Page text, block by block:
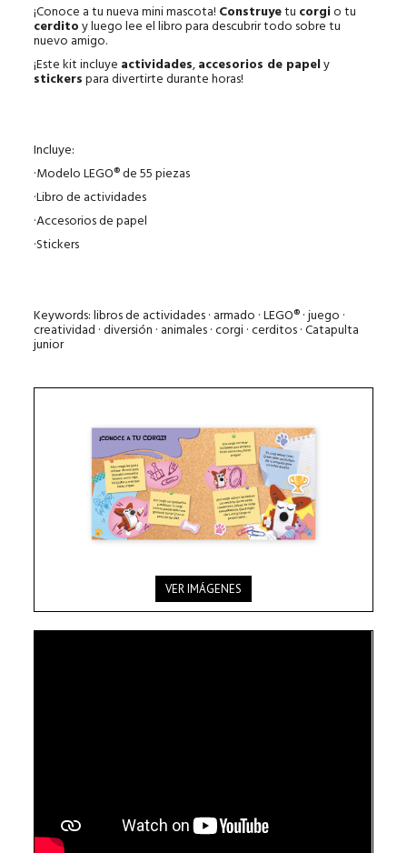
¡Conoce a tu nueva mini mascota! Construyetu corgio tu
cerditoy luego lee el libro para descubrir todo sobre tu
nuevo amigo.
¡Este kit incluye actividades,accesorios de papely
stickerspara divertirte durante horas!
Incluye:
·Modelo LEGO® de 55 piezas
·Libro de actividades
·Accesorios de papel
·Stickers
Keywords: libros de actividades · armado · LEGO® · juego ·
creatividad · diversión · animales · corgi · cerditos · Catapulta
junior
VER IMÁGENES